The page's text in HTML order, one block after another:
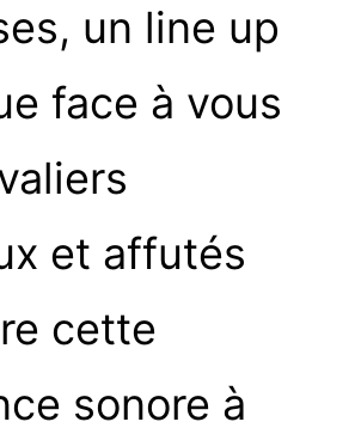
un line up
face à vous
et affutés
cette
sonore à